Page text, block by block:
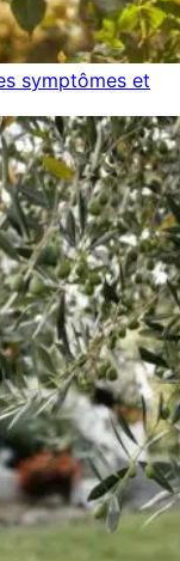
symptômes et